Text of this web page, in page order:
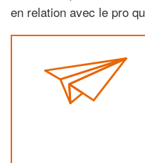
en relation avec le pro